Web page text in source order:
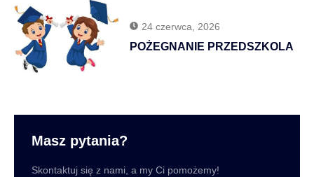
24 czerwca, 2026
POŻEGNANIE PRZEDSZKOLA
Masz pytania?
Skontaktuj się z nami, a my Ci pomożemy!